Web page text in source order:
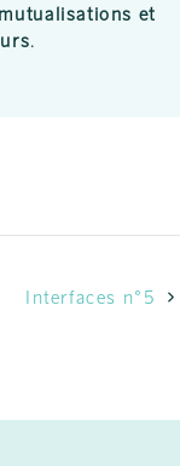
et
.
Interfaces n°5